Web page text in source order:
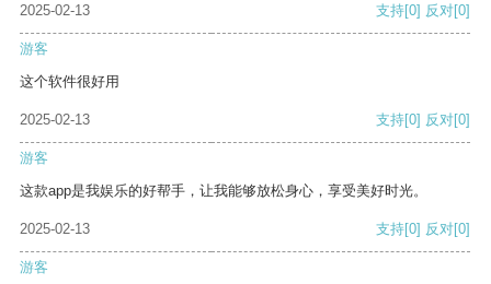
2025-02-13 支持[0] 反对[0]
游客
这个软件很好用
2025-02-13 支持[0] 反对[0]
游客
这款app是我娱乐的好帮手，让我能够放松身心，享受美好时光。
2025-02-13 支持[0] 反对[0]
游客